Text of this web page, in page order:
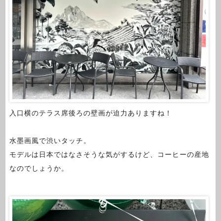
入口横のテラス席後ろの壁画が迫力ありますね！
水墨画風で渋いタッチ。
モデルは日本ではなさそうな気がするけど、コーヒーの産地
なのでしょうか。